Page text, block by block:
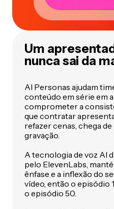
Um
nunca sai da
AI Personas ajudam
conteúdo em série em
comprometer a
que contratar
refazer cenas, chega
gravação.
A tecnologia de voz AI
pelo ElevenLabs,
ênfase e a inflexão do
vídeo, então o episódio
o episódio 50.